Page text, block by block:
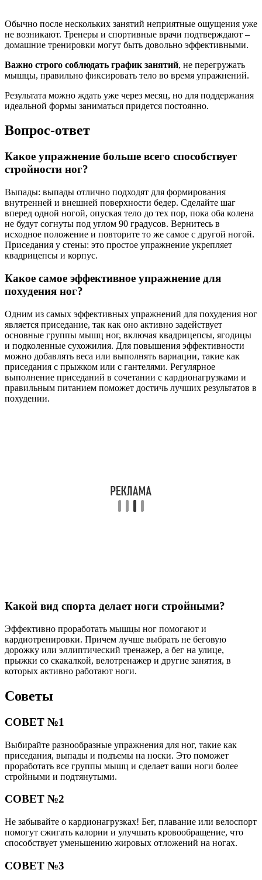
Обычно после нескольких занятий неприятные ощущения уже
не возникают. Тренеры и спортивные врачи подтверждают –
домашние тренировки могут быть довольно эффективными.
Важно строго соблюдать график занятий, не перегружать
мышцы, правильно фиксировать тело во время упражнений.
Результата можно ждать уже через месяц, но для поддержания
идеальной формы заниматься придется постоянно.
Вопрос-ответ
Какое упражнение больше всего способствует
стройности ног?
Выпады: выпады отлично подходят для формирования
внутренней и внешней поверхности бедер. Сделайте шаг
вперед одной ногой, опуская тело до тех пор, пока оба колена
не будут согнуты под углом 90 градусов. Вернитесь в
исходное положение и повторите то же самое с другой ногой.
Приседания у стены: это простое упражнение укрепляет
квадрицепсы и корпус.
Какое самое эффективное упражнение для
похудения ног?
Одним из самых эффективных упражнений для похудения ног
является приседание, так как оно активно задействует
основные группы мышц ног, включая квадрицепсы, ягодицы
и подколенные сухожилия. Для повышения эффективности
можно добавлять веса или выполнять вариации, такие как
приседания с прыжком или с гантелями. Регулярное
выполнение приседаний в сочетании с кардионагрузками и
правильным питанием поможет достичь лучших результатов в
похудении.
Какой вид спорта делает ноги стройными?
Эффективно проработать мышцы ног помогают и
кардиотренировки. Причем лучше выбрать не беговую
дорожку или эллиптический тренажер, а бег на улице,
прыжки со скакалкой, велотренажер и другие занятия, в
которых активно работают ноги.
Советы
СОВЕТ №1
Выбирайте разнообразные упражнения для ног, такие как
приседания, выпады и подъемы на носки. Это поможет
проработать все группы мышц и сделает ваши ноги более
стройными и подтянутыми.
СОВЕТ №2
Не забывайте о кардионагрузках! Бег, плавание или велоспорт
помогут сжигать калории и улучшать кровообращение, что
способствует уменьшению жировых отложений на ногах.
СОВЕТ №3